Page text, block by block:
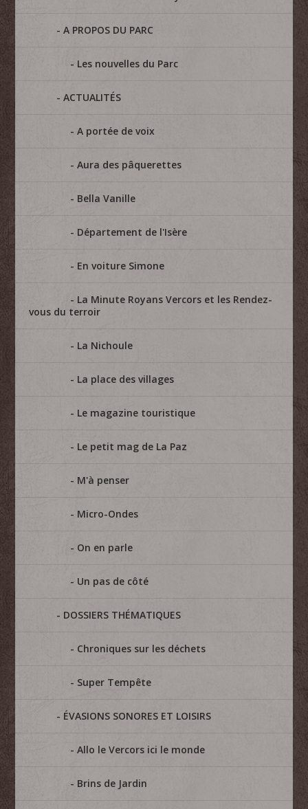
A PROPOS DU PARC
Les nouvelles du Parc
ACTUALITÉS
A portée de voix
Aura des pâquerettes
Bella Vanille
Département de l'Isère
En voiture Simone
La Minute Royans Vercors et les Rendez-
vous du terroir
La Nichoule
La place des villages
Le magazine touristique
Le petit mag de La Paz
M'à penser
Micro-Ondes
On en parle
Un pas de côté
DOSSIERS THÉMATIQUES
Chroniques sur les déchets
Super Tempête
ÉVASIONS SONORES ET LOISIRS
Allo le Vercors ici le monde
Brins de Jardin